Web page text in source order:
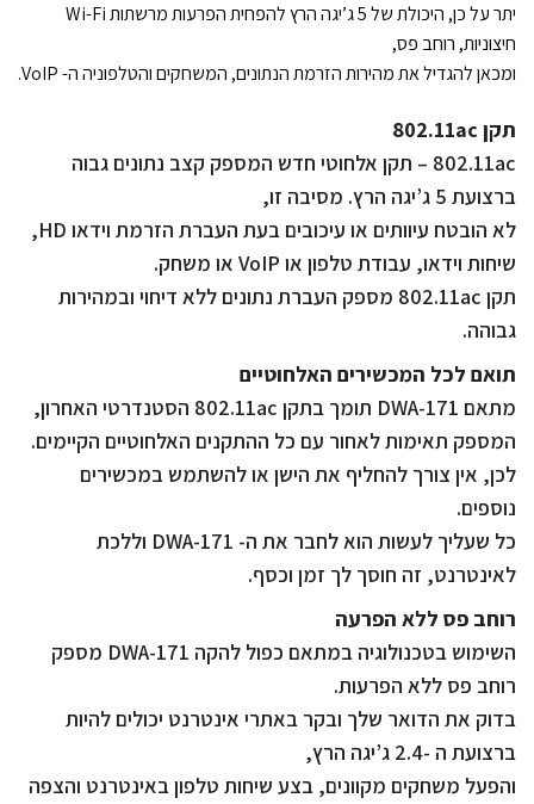
יתר על כן, היכולת של 5 ג’יגה הרץ להפחית הפרעות מרשתות Wi-Fi
חיצוניות, רוחב פס,
ומכאן להגדיל את מהירות הזרמת הנתונים, המשחקים והטלפוניה ה- VoIP.
תקן 802.11ac
802.11ac – תקן אלחוטי חדש המספק קצב נתונים גבוה
ברצועת 5 ג’יגה הרץ. מסיבה זו,
לא הובטח עיוותים או עיכובים בעת העברת הזרמת וידאו HD,
שיחות וידאו, עבודת טלפון או VoIP או משחק.
תקן 802.11ac מספק העברת נתונים ללא דיחוי ובמהירות
גבוהה.
תואם לכל המכשירים האלחוטיים
מתאם DWA-171 תומך בתקן 802.11ac הסטנדרטי האחרון,
המספק תאימות לאחור עם כל ההתקנים האלחוטיים הקיימים.
לכן, אין צורך להחליף את הישן או להשתמש במכשירים
נוספים.
כל שעליך לעשות הוא לחבר את ה- DWA-171 וללכת
לאינטרנט, זה חוסך לך זמן וכסף.
רוחב פס ללא הפרעה
השימוש בטכנולוגיה במתאם כפול להקה DWA-171 מספק
רוחב פס ללא הפרעות.
בדוק את הדואר שלך ובקר באתרי אינטרנט יכולים להיות
ברצועת ה -2.4 ג’יגה הרץ,
והפעל משחקים מקוונים, בצע שיחות טלפון באינטרנט והצפה